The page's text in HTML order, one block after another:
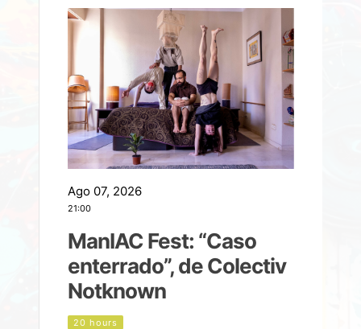
Ago 07, 2026
21:00
ManIAC Fest: “Caso
enterrado”, de Colectiv
Notknown
20 hours